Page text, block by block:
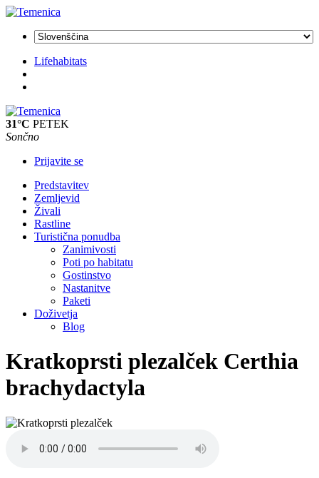
Lifehabitats
31°C PETEK
Sončno
Prijavite se
Predstavitev
Zemljevid
Živali
Rastline
Turistična ponudba
Zanimivosti
Poti po habitatu
Gostinstvo
Nastanitve
Paketi
Doživetja
Blog
Kratkoprsti plezalček Certhia
brachydactyla